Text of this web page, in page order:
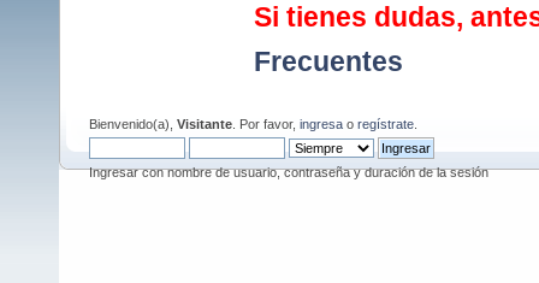
Si tienes dudas,
Frecuentes
Bienvenido(a), Visitante . Por favor, ingresa o regístrate
Ingresar con nombre de usuario, contraseña y duración de la sesión